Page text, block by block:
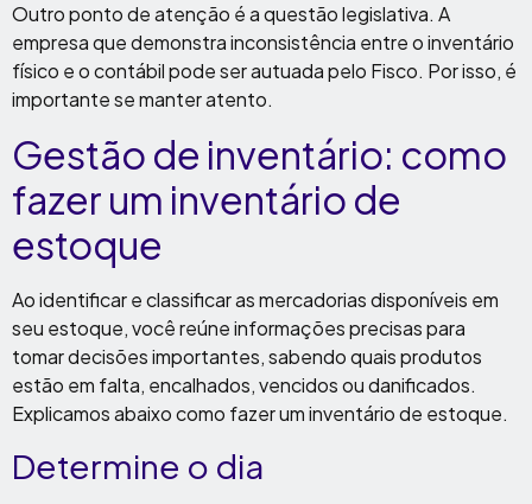
Outro ponto de atenção é a questão legislativa. A
empresa que demonstra inconsistência entre o inventário
físico e o contábil pode ser autuada pelo Fisco. Por isso, é
importante se manter atento.
Gestão de inventário: como
fazer um inventário de
estoque
Ao identificar e classificar as mercadorias disponíveis em
seu estoque, você reúne informações precisas para
tomar decisões importantes, sabendo quais produtos
estão em falta, encalhados, vencidos ou danificados.
Explicamos abaixo como fazer um inventário de estoque.
Determine o dia